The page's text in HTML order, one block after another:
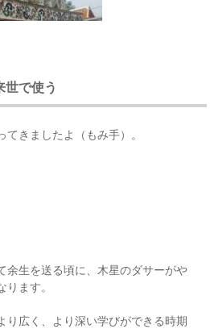
世で使う
きましたよ（もみ手）。
余生を送る頃に、木星のダサーがや
ります。
り広く、より深い学びができる時期